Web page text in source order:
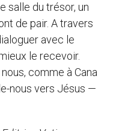
salle du trésor, un
de pair. A travers
avec le
le recevoir.
comme à Cana
nous vers Jésus —